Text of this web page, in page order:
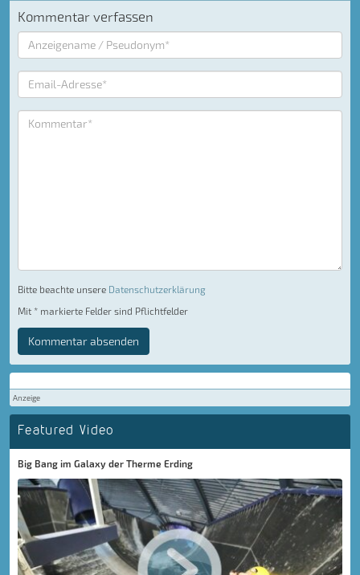
Kommentar verfassen
Bitte beachte unsere Datenschutzerklärung
Mit * markierte Felder sind Pflichtfelder
Kommentar absenden
Anzeige
Featured Video
Big Bang im Galaxy der Therme Erding